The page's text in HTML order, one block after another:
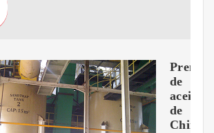
Prensa
de
aceite
de
China,